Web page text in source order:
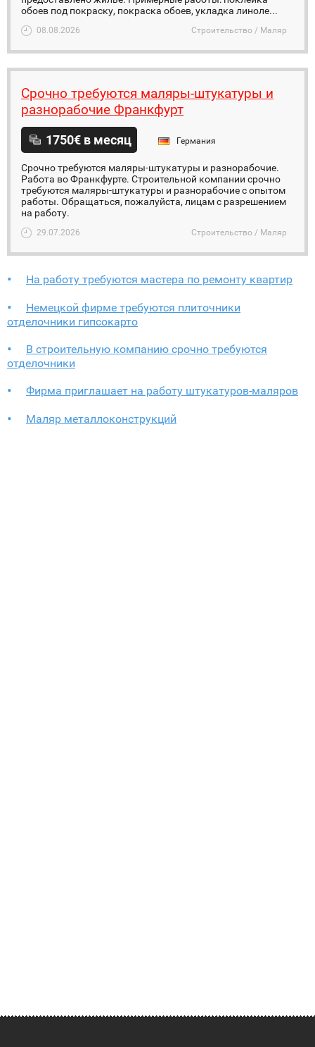
обоев под покраску, покраска обоев, укладка линоле...
08.08.2026 Строительство / Маляр
Срочно требуются маляры-штукатуры и
разнорабочие Франкфурт
1750€ в месяц Германия
Срочно требуются маляры-штукатуры и разнорабочие.
Работа во Франкфурте. Строительной компании срочно
требуются маляры-штукатуры и разнорабочие с опытом
работы. Обращаться, пожалуйста, лицам с разрешением
на работу.
29.07.2026 Строительство / Маляр
На работу требуются мастера по ремонту квартир
Hемецкой фирме требуются плиточники
отделочники гипсокарто
В строительную компанию срочно требуются
отделочники
Фирма приглашает на работу штукатуров-маляров
Маляр металлоконструкций